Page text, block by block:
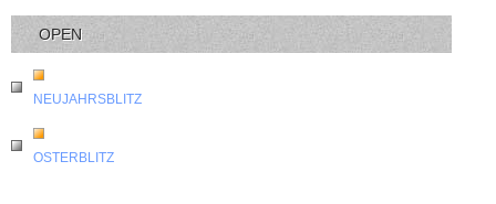
OPEN
NEUJAHRSBLITZ
OSTERBLITZ